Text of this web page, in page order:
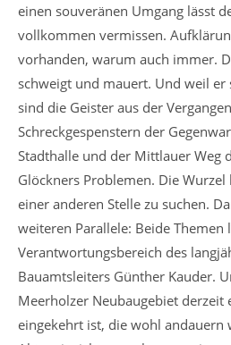
einen souveränen Umgang lässt
vollkommen vermissen.
vorhanden, warum auch immer.
schweigt und mauert. Und weil er
sind die Geister aus der
Schreckgespenstern der
Stadthalle und der Mittlauer Weg
Glöckners Problemen. Die
einer anderen Stelle zu suchen.
weiteren Parallele: Beide Themen
Verantwortungsbereich des
Bauamtsleiters Günther Kauder.
Meerholzer Neubaugebiet derzeit
eingekehrt ist, die wohl andauern